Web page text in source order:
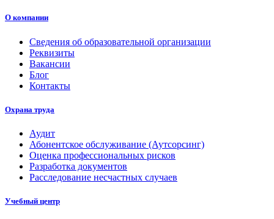
О компании
Сведения об образовательной организации
Реквизиты
Вакансии
Блог
Контакты
Охрана труда
Аудит
Абонентское обслуживание (Аутсорсинг)
Оценка профессиональных рисков
Разработка документов
Расследование несчастных случаев
Учебный центр